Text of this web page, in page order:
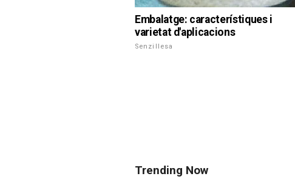
Embalatge: característiques i
varietat d'aplicacions
Senzillesa
Trending Now